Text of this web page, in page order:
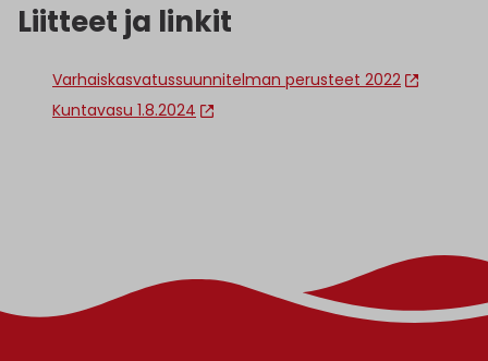
Liitteet ja linkit
Varhaiskasvatussuunnitelman perusteet 2022
Kuntavasu 1.8.2024